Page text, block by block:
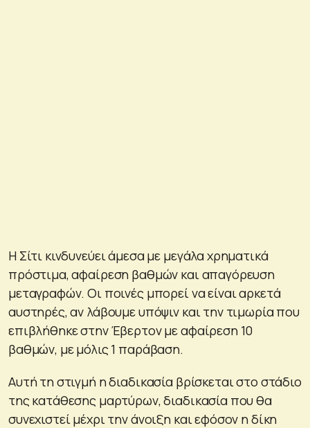
Η Σίτι κινδυνεύει άμεσα με μεγάλα χρηματικά
πρόστιμα, αφαίρεση βαθμών και απαγόρευση
μεταγραφών. Οι ποινές μπορεί να είναι αρκετά
αυστηρές, αν λάβουμε υπόψιν και την τιμωρία που
επιβλήθηκε στην Έβερτον με αφαίρεση 10
βαθμών, με μόλις 1 παράβαση.
Αυτή τη στιγμή η διαδικασία βρίσκεται στο στάδιο
της κατάθεσης μαρτύρων, διαδικασία που θα
συνεχιστεί μέχρι την άνοιξη και εφόσον η δίκη